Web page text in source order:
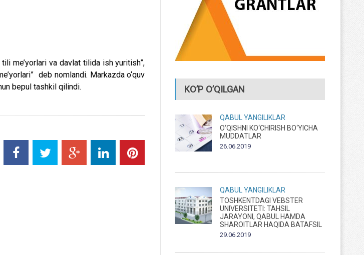
me’yorlari va davlat tilida ish yuritish”,
deb nomlandi. Markazda o‘quv
bepul tashkil qilindi.
KO’P O’QILGAN
QABUL
YANGILIKLAR
O‘QISHNI KO‘CHIRISH BO‘YICHA
MUDDATLAR
26.06.2019
QABUL
YANGILIKLAR
TOSHKENTDAGI VEBSTER
UNIVERSITETI: TAHSIL
JARAYONI, QABUL HAMDA
SHAROITLAR HAQIDA BATAFSIL
29.06.2019